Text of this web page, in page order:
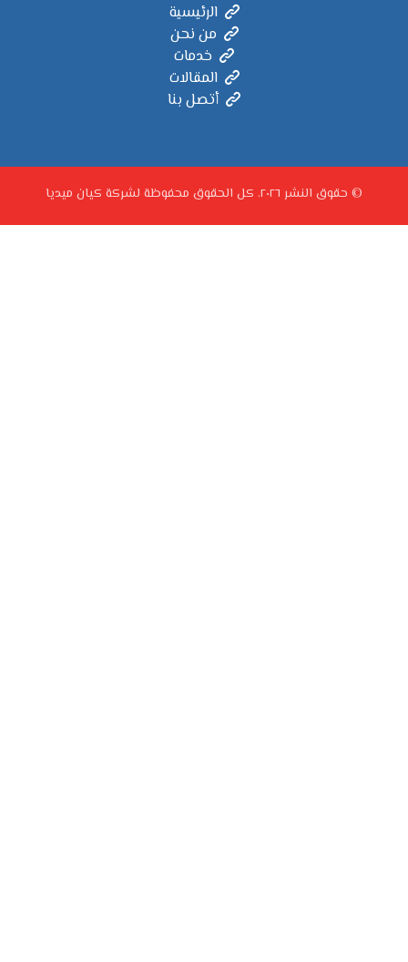
الرئيسية
من نحن
خدمات
المقالات
أتصل بنا
© حقوق النشر ٢٠٢٦. كل الحقوق محفوظة لشركة كيان ميديا